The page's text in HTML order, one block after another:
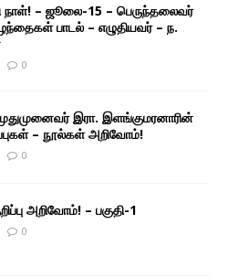
நாள்! – ஜூலை-15 – பெருந்தலைவர்
பாடல் – எழுதியவர் – ந.
0
இரா. இளங்குமரனாரின்
– நூல்கள் அறிவோம்!
0
அறிவோம்! – பகுதி-1
0